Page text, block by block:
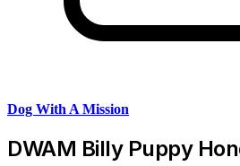
Dog With A Mission
DWAM Billy Puppy